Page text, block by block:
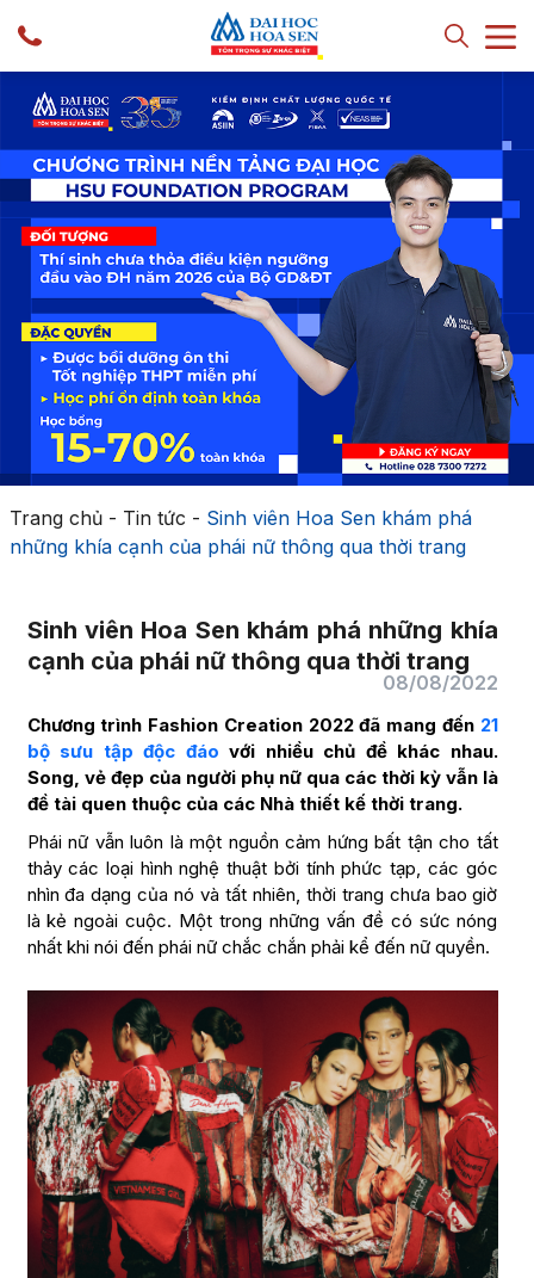
Trang chủ- Tin tức - Sinh viên Hoa Sen khám phá
những khía cạnh của phái nữ thông qua thời trang
Sinh viên Hoa Sen khám phá những khía
cạnh của phái nữ thông qua thời trang
08/08/2022
Chương trình Fashion Creation 2022 đã mang đến 21
bộ sưu tập độc đáo với nhiều chủ đề khác nhau.
Song, vẻ đẹp của người phụ nữ qua các thời kỳ vẫn là
đề tài quen thuộc của các Nhà thiết kế thời trang.
Phái nữ vẫn luôn là một nguồn cảm hứng bất tận cho tất
thảy các loại hình nghệ thuật bởi tính phức tạp, các góc
nhìn đa dạng của nó và tất nhiên, thời trang chưa bao giờ
là kẻ ngoài cuộc. Một trong những vấn đề có sức nóng
nhất khi nói đến phái nữ chắc chắn phải kể đến nữ quyền.